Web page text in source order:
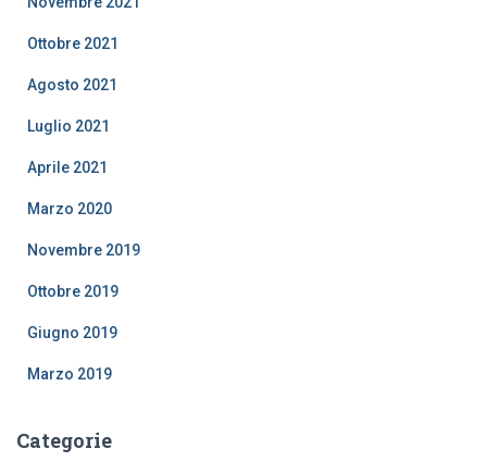
Ottobre 2021
Agosto 2021
Luglio 2021
Aprile 2021
Marzo 2020
Novembre 2019
Ottobre 2019
Giugno 2019
Marzo 2019
Categorie